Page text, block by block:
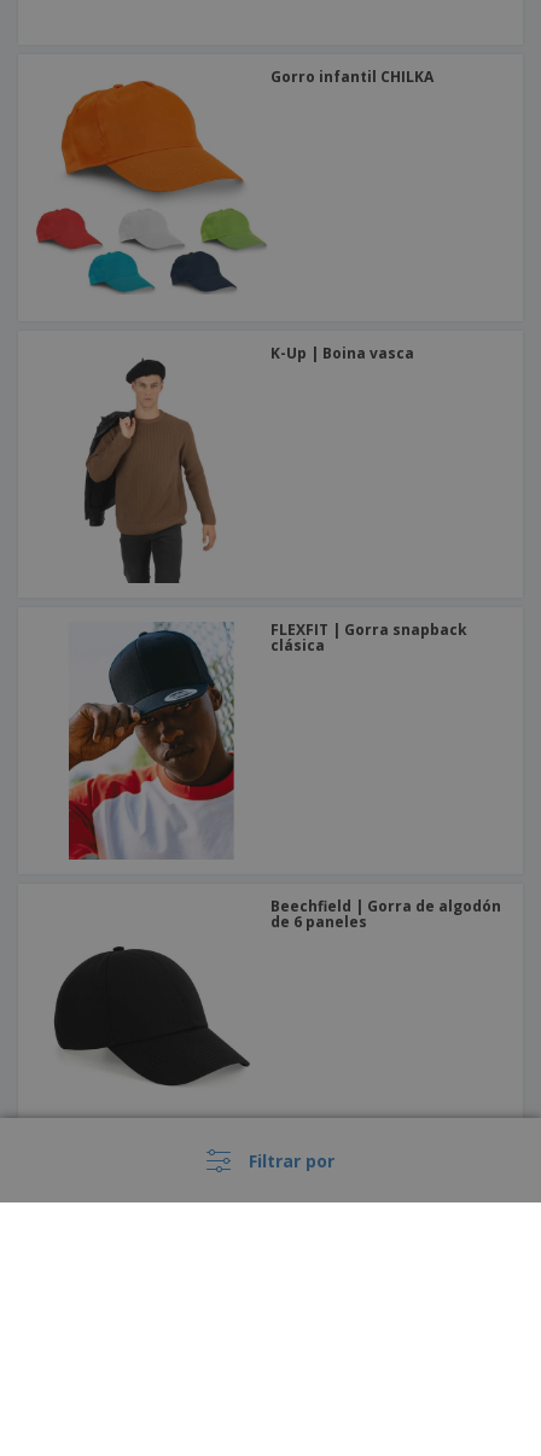
Filtrar por
Gorro infantil CHILKA
K-Up | Boina vasca
FLEXFIT | Gorra snapback
clásica
Beechfield | Gorra de algodón
de 6 paneles
algodón BILGOLA